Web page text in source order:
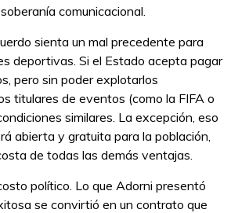
comunicacional.
sienta un mal precedente para
deportivas. Si el Estado acepta pagar
pero sin poder explotarlos
titulares de eventos (como la FIFA o
similares. La excepción, eso
abierta y gratuita para la población,
de todas las demás ventajas.
político. Lo que Adorni presentó
se convirtió en un contrato que